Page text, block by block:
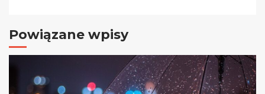
Powiązane wpisy